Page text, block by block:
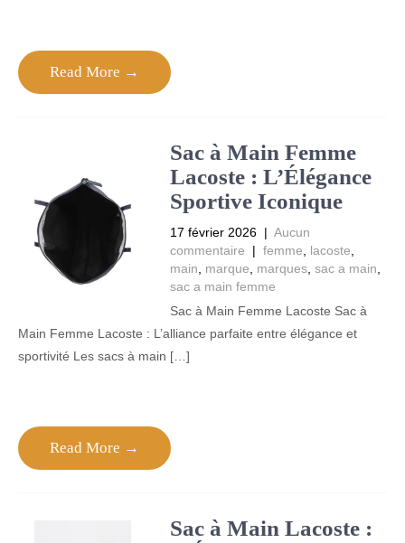
Read More →
Sac à Main Femme
Lacoste : L’Élégance
Sportive Iconique
17 février 2026 | Aucun
commentaire
| femme lacoste
main
marque marques, sac a main
sac a main femme
Sac à Main Femme Lacoste Sac à
Main Femme Lacoste : L’alliance parfaite entre élégance et
sportivité Les sacs à main […]
Read More →
Sac à Main Lacoste :